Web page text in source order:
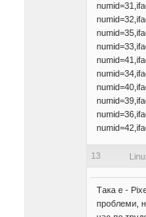
13
Така е -
проблеми,